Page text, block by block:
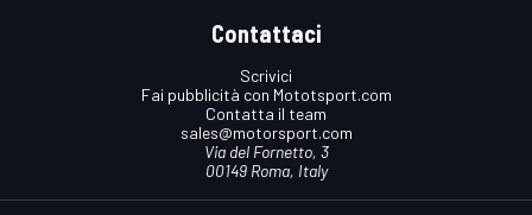
Contattaci
Scrivici
Fai pubblicità con Mototsport.com
Contatta il team
sales@motorsport.com
Via del Fornetto, 3
00149 Roma, Italy